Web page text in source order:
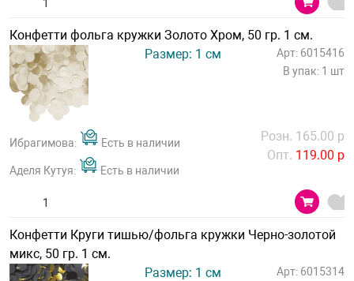
Конфетти фольга кружки Золото Хром, 50 гр. 1 см.
Размер: 1 см
Арт: 6015416
В упак: 1 шт
Ибрагимова: Есть в наличии
Аделя Кутуя: Есть в наличии
Розн. 165.00 р
Опт. 119.00 р
Конфетти Круги тишью/фольга кружки Черно-золотой
микс, 50 гр. 1 см.
Размер: 1 см
Арт: 6015314